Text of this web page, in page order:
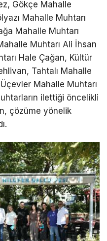
Gökçe Mahalle
Mahalle Muhtarı
Mahalle Muhtarı
Muhtarı Ali İhsan
Hale Çağan, Kültür
Tahtalı Mahalle
Mahalle Muhtarı
ilettiği öncelikli
çözüme yönelik